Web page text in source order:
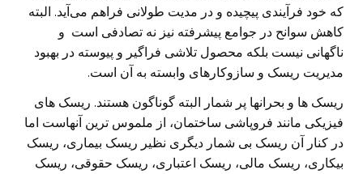
که خود فرآیندی پیچیده و در مدیت طولانی فراهم می‌آید. البته
کاهش سوانح در جوامع پیشرفته نیز نه تصادفی است و
ناگهانی نیست بلکه محصول تلاشی فراگیر و پیوسته در بهبود
مدیریت ریسک و سازوکارهای وابسته به آن است.
ریسک ها و بحرانها پر شمار البته گوناگون هستند. ریسک های
فیزیکی مانند فروپاشی ساختمان، از ملموس ترین آنهاست اما
در کنار آن ریسک بی شمار دیگری نظیر ریسک بیماری، ریسک
بیکاری، ریسک مالی، ریسک اعتباری، ریسک حقوقی، ریسک